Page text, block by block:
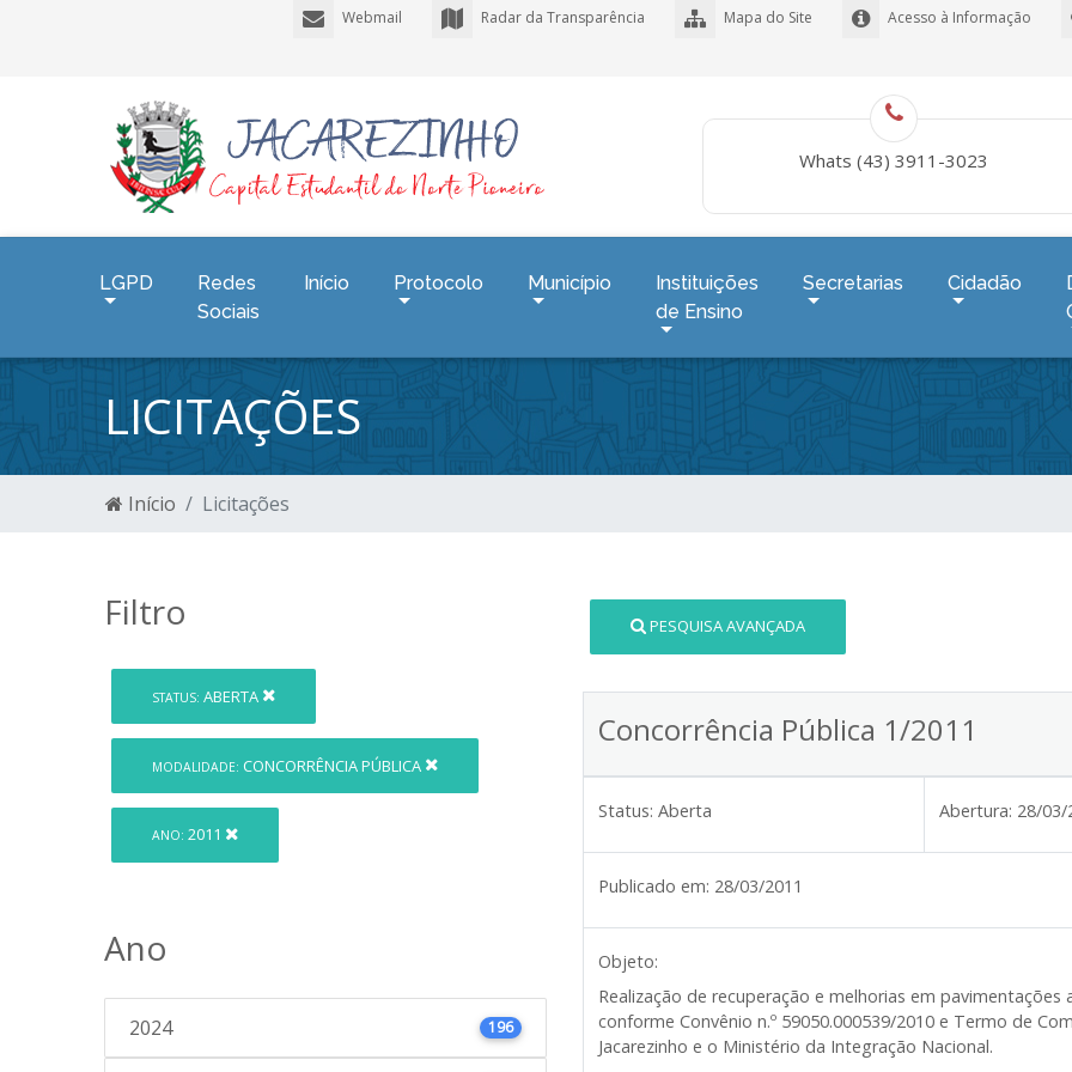
Acesso à Informação
Mapa do Site
Radar da Transparência
Webmail
Whats (43) 3911-3023
LGPD
Redes
Sociais
Início Protocolo Município
Instituições
de Ensino
Secretarias Cidadão
LICITAÇÕES
Início Licitações
Filtro
STATUS: ABERTA
MODALIDADE: CONCORRÊNCIA PÚBLICA
ANO: 2011
Ano
2024 196
PESQUISA AVANÇADA
Concorrência Pública 1/2011
Status: Aberta Abertura: 28/03/
Publicado em: 28/03/2011
Objeto:
Realização de recuperação e melhorias em
conforme Convênio n.º 59050.000539/2010 e Termo de
Jacarezinho e o Ministério da Integração Nacional.